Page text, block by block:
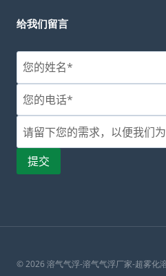
给我们留言
© 2026 溶气气浮-溶气气浮厂家-超雾化